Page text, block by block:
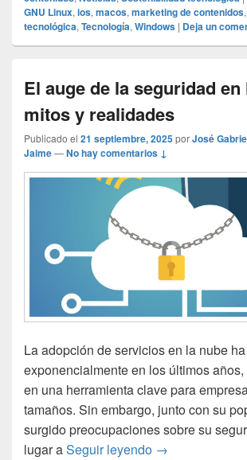
GNU Linux, ios, macos, marketing de contenidos,
tecnológica, Tecnología, Windows | Deja un
El auge de la seguridad en
mitos y realidades
Publicado el 21 septiembre, 2025porJosé
Jaime—No hay comentarios ↓
La adopción de servicios en la nube
exponencialmente en los últimos
en una herramienta clave para
tamaños. Sin embargo, junto con su
surgido preocupaciones sobre su
lugar aSeguir leyendo El auge de la
→